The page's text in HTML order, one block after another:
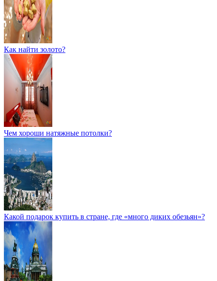
Как найти золото?
Чем хороши натяжные потолки?
Какой подарок купить в стране, где «много диких обезьян»?